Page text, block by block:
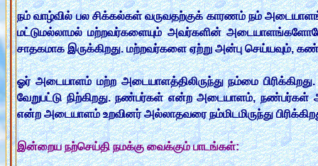
நம் வாழ்வில் பல சிக்கல்கள் வருவதற்குக் காரணம் நம்
மட்டுமல்லாமல் மற்றவர்களையும் அவர்களின்
சாதகமாக இருக்கிறது. மற்றவர்களை ஏற்று அன்பு
ஓர் அடையாளம் மற்ற அடையாளத்திலிருந்து நம்மை
வேறுபட்டு நிற்கிறது. நண்பர்கள் என்ற அடையாளம், நண்பர்கள்
என்ற அடையாளம் உறவினர் அல்லாதவரை நம்மிடமிருந்து
இன்றைய நற்செய்தி நமக்கு வைக்கும் பாடங்கள்: